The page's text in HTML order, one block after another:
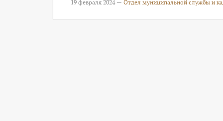
19 февраля 2024 — Отдел муниципальной службы и